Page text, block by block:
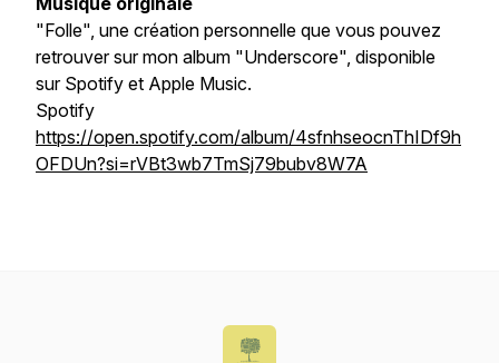
"Folle", une création personnelle que vous pouvez
retrouver sur mon album "Underscore", disponible
sur Spotify et Apple Music.
Spotify
https://open.spotify.com/album/4sfnhseocnThIDf9h
OFDUn?si=rVBt3wb7TmSj79bubv8W7A